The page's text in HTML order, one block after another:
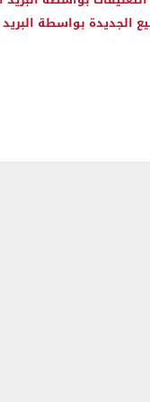
الجديدة بواسطة البريد